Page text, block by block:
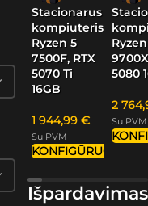
Stacionarus
kompiuteris
Ryzen 5
7500F, RTX
5070 Ti
16GB
1 944,99 €
Su PVM
KONFIGŪRUOTI
5080
2
Su PVM
Išpardavimas